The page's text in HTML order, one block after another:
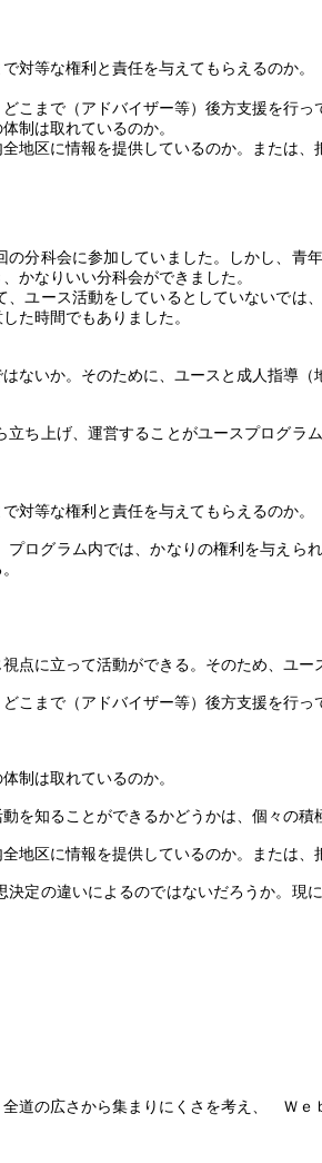
対等な権利と責任を与えてもらえるのか。
こまで（アドバイザー等）後方支援を行っ
制は取れているのか。
地区に情報を提供しているのか。または、
分科会に参加していました。しかし、青
かなりいい分科会ができました。
ユース活動をしているとしていないでは
た時間でもありました。
いか。そのために、ユースと成人指導（
ち上げ、運営することがユースプログラ
対等な権利と責任を与えてもらえるのか。
ログラム内では、かなりの権利を与えら
に立って活動ができる。そのため、ユー
こまで（アドバイザー等）後方支援を行っ
制は取れているのか。
知ることができるかどうかは、個々の積
地区に情報を提供しているのか。または、
定の違いによるのではないだろうか。現
の広さから集まりにくさを考え、 Ｗｅ